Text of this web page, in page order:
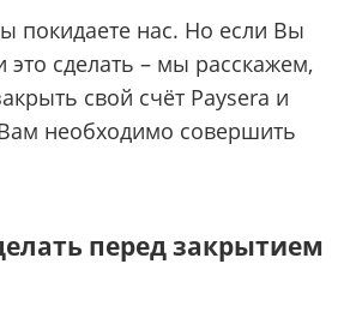
покидаете нас. Но если Вы
это сделать – мы расскажем,
свой счёт Paysera и
необходимо совершить
перед закрытием